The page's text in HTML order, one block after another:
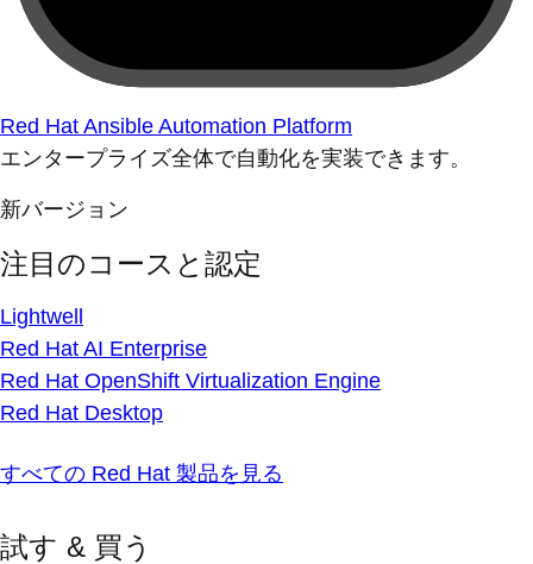
Red Hat Ansible Automation Platform
エンタープライズ全体で自動化を実装できます。
新バージョン
注目のコースと認定
Lightwell
Red Hat AI Enterprise
Red Hat OpenShift Virtualization Engine
Red Hat Desktop
すべての Red Hat 製品を見る
試す & 買う